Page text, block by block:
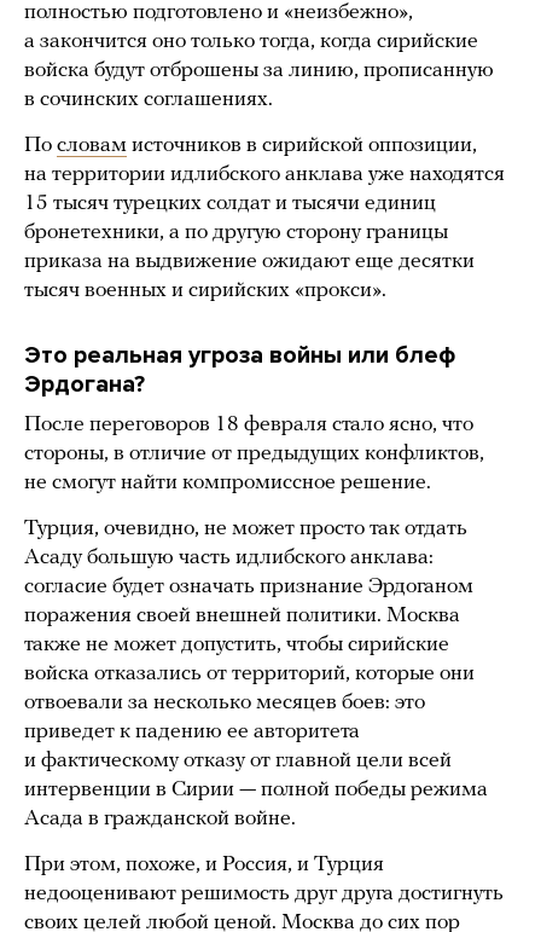
полностью подготовлено и «неизбежно»,
а закончится оно только тогда, когда сирийские
войска будут отброшены за линию, прописанную
в сочинских соглашениях.
По словам источников в сирийской оппозиции,
на территории идлибского анклава уже находятся
15 тысяч турецких солдат и тысячи единиц
бронетехники, а по другую сторону границы
приказа на выдвижение ожидают еще десятки
тысяч военных и сирийских «прокси».
Это реальная угроза войны или блеф
Эрдогана?
После переговоров 18 февраля стало ясно, что
стороны, в отличие от предыдущих конфликтов,
не смогут найти компромиссное решение.
Турция, очевидно, не может просто так отдать
Асаду большую часть идлибского анклава:
согласие будет означать признание Эрдоганом
поражения своей внешней политики. Москва
также не может допустить, чтобы сирийские
войска отказались от территорий, которые они
отвоевали за несколько месяцев боев: это
приведет к падению ее авторитета
и фактическому отказу от главной цели всей
интервенции в Сирии — полной победы режима
Асада в гражданской войне.
При этом, похоже, и Россия, и Турция
недооценивают решимость друг друга достигнуть
своих целей любой ценой. Москва до сих пор